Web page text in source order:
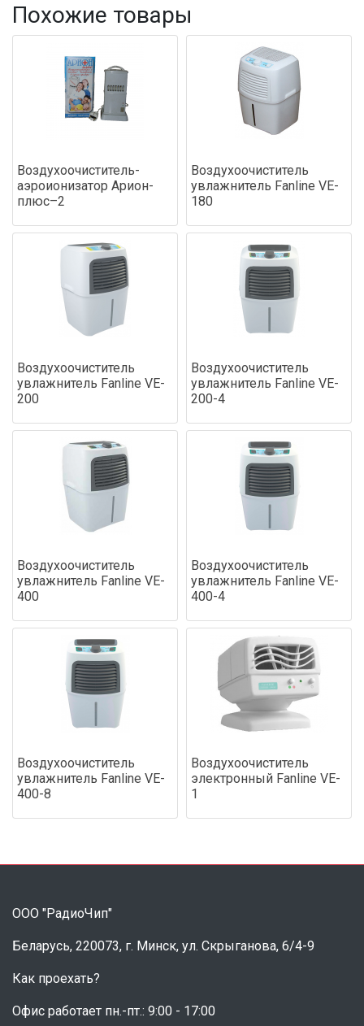
Похожие товары
Воздухоочиститель-
аэроионизатор Арион-
плюс–2
Воздухоочиститель
увлажнитель Fanline VE-
180
Воздухоочиститель
увлажнитель Fanline VE-
200
Воздухоочиститель
увлажнитель Fanline VE-
200-4
Воздухоочиститель
увлажнитель Fanline VE-
400
Воздухоочиститель
увлажнитель Fanline VE-
400-4
Воздухоочиститель
увлажнитель Fanline VE-
400-8
Воздухоочиститель
электронный Fanline VE-
1
ООО "РадиоЧип"
Беларусь, 220073, г. Минск, ул. Скрыганова, 6/4-9
Как проехать?
Офис работает пн.-пт.: 9:00 - 17:00